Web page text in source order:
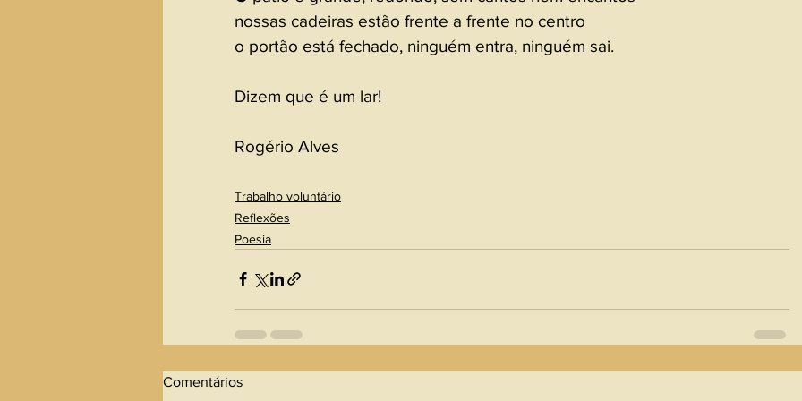
nossas cadeiras estão frente a frente no centro
o portão está fechado, ninguém entra, ninguém sai.
Dizem que é um lar!
Rogério Alves
Trabalho voluntário
Reflexões
Poesia
Comentários